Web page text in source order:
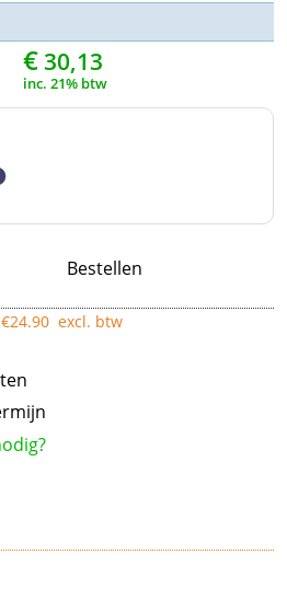
€30,13
inc. 21% btw
Bestellen
24.90 excl. btw